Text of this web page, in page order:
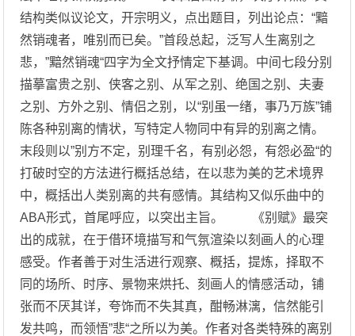
结构类似议论文，开宗明义，点出题目，列出论点：“黯
然销魂者，唯别而已矣。”首段总起，泛写人生离别之
悲，”黯然销魂“四字为全文抒情定下基调。中间七段分别
描摹富贵之别、侠客之别、从军之别、绝国之别、夫妻
之别、方外之别、情侣之别，以“别虽一绪，事乃万族”铺
陈各种别离的情状，写特定人物同中有异的别离之情。
末段则以”别方不定，别理千名，有别必怨，有怨必盈“的
打破时空的方法进行概括总结，在以悲为美的艺术境界
中，概括出人类别离的共有感情。其结构又似乐曲中的
ABA形式，首尾呼应，以突出主旨。 《别赋》最突
出的成就，在于借环境描写和气氛渲染以刻画人的心理
感受。作者善于对生活进行观察、概括，提炼，择取不
同的场所、时序、景物来烘托、刻画人的情感活动，铺
张而不厌其详，夸饰而不失其真，酣畅淋漓，信然能引
发共鸣，而领悟”悲“之所以为美。作者对各类特殊的离别